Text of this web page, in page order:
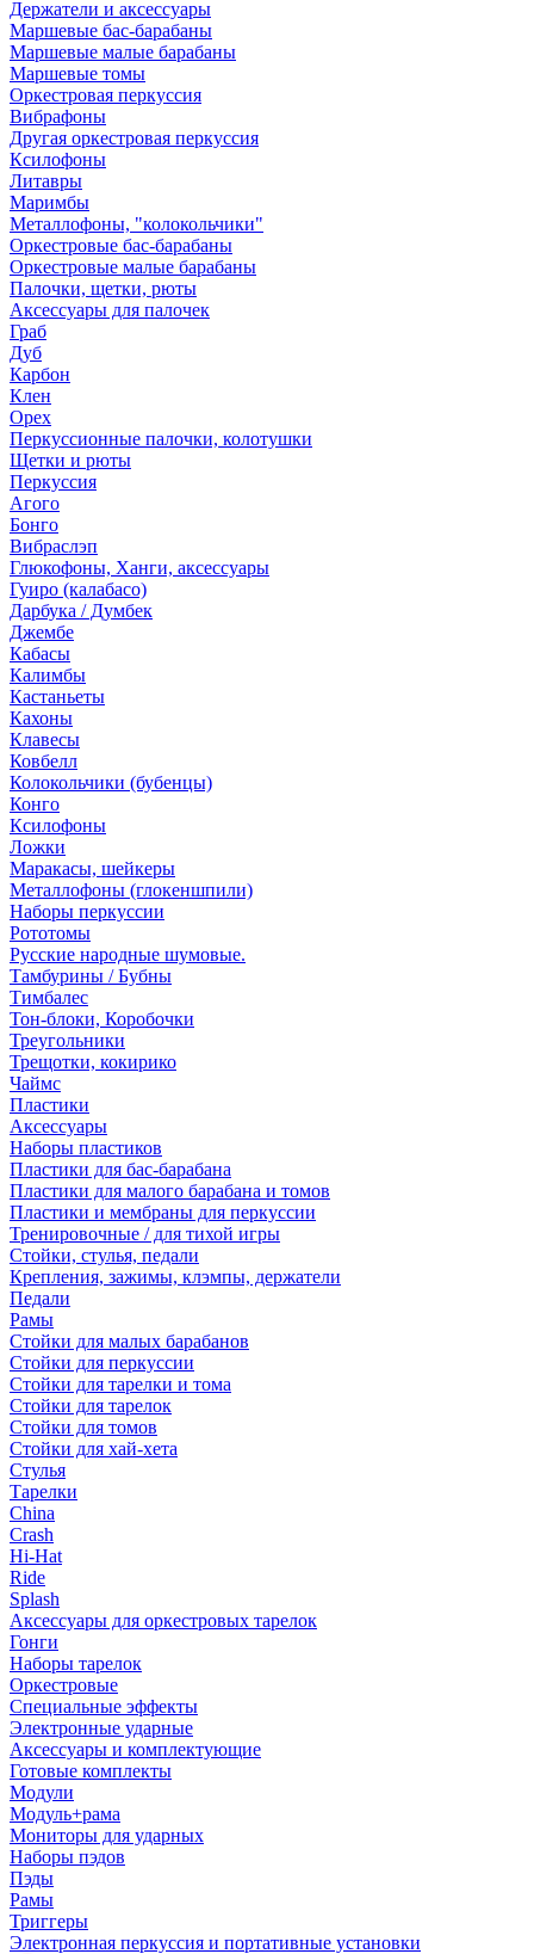
Держатели и аксессуары
Маршевые бас-барабаны
Маршевые малые барабаны
Маршевые томы
Оркестровая перкуссия
Вибрафоны
Другая оркестровая перкуссия
Ксилофоны
Литавры
Маримбы
Металлофоны, "колокольчики"
Оркестровые бас-барабаны
Оркестровые малые барабаны
Палочки, щетки, рюты
Аксессуары для палочек
Граб
Дуб
Карбон
Клен
Орех
Перкуссионные палочки, колотушки
Щетки и рюты
Перкуссия
Агого
Бонго
Вибраслэп
Глюкофоны, Ханги, аксессуары
Гуиро (калабасо)
Дарбука / Думбек
Джембе
Кабасы
Калимбы
Кастаньеты
Кахоны
Клавесы
Ковбелл
Колокольчики (бубенцы)
Конго
Ксилофоны
Ложки
Маракасы, шейкеры
Металлофоны (глокеншпили)
Наборы перкуссии
Рототомы
Русские народные шумовые.
Тамбурины / Бубны
Тимбалес
Тон-блоки, Коробочки
Треугольники
Трещотки, кокирико
Чаймс
Пластики
Аксессуары
Наборы пластиков
Пластики для бас-барабана
Пластики для малого барабана и томов
Пластики и мембраны для перкуссии
Тренировочные / для тихой игры
Стойки, стулья, педали
Крепления, зажимы, клэмпы, держатели
Педали
Рамы
Стойки для малых барабанов
Стойки для перкуссии
Стойки для тарелки и тома
Стойки для тарелок
Стойки для томов
Стойки для хай-хета
Стулья
Тарелки
China
Crash
Hi-Hat
Ride
Splash
Аксессуары для оркестровых тарелок
Гонги
Наборы тарелок
Оркестровые
Специальные эффекты
Электронные ударные
Аксессуары и комплектующие
Готовые комплекты
Модули
Модуль+рама
Мониторы для ударных
Наборы пэдов
Пэды
Рамы
Триггеры
Электронная перкуссия и портативные установки